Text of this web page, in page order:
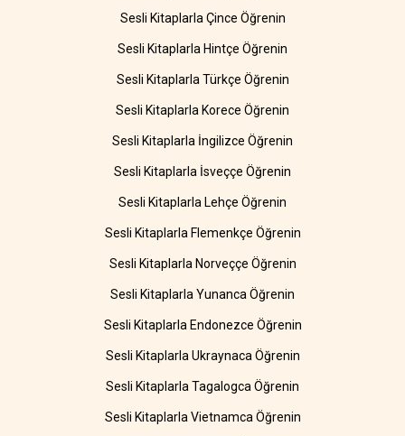
Sesli Kitaplarla Çince Öğrenin
Sesli Kitaplarla Hintçe Öğrenin
Sesli Kitaplarla Türkçe Öğrenin
Sesli Kitaplarla Korece Öğrenin
Sesli Kitaplarla İngilizce Öğrenin
Sesli Kitaplarla İsveççe Öğrenin
Sesli Kitaplarla Lehçe Öğrenin
Sesli Kitaplarla Flemenkçe Öğrenin
Sesli Kitaplarla Norveççe Öğrenin
Sesli Kitaplarla Yunanca Öğrenin
Sesli Kitaplarla Endonezce Öğrenin
Sesli Kitaplarla Ukraynaca Öğrenin
Sesli Kitaplarla Tagalogca Öğrenin
Sesli Kitaplarla Vietnamca Öğrenin